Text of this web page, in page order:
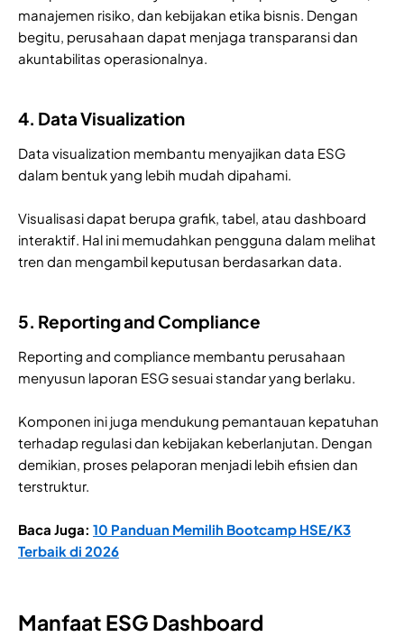
manajemen risiko, dan kebijakan etika bisnis. Dengan
begitu, perusahaan dapat menjaga transparansi dan
akuntabilitas operasionalnya.
4. Data Visualization
Data visualization membantu menyajikan data ESG
dalam bentuk yang lebih mudah dipahami.
Visualisasi dapat berupa grafik, tabel, atau dashboard
interaktif. Hal ini memudahkan pengguna dalam melihat
tren dan mengambil keputusan berdasarkan data.
5. Reporting and Compliance
Reporting and compliance membantu perusahaan
menyusun laporan ESG sesuai standar yang berlaku.
Komponen ini juga mendukung pemantauan kepatuhan
terhadap regulasi dan kebijakan keberlanjutan. Dengan
demikian, proses pelaporan menjadi lebih efisien dan
terstruktur.
​​Baca Juga: 10 Panduan Memilih Bootcamp HSE/K3
Terbaik di 2026
Manfaat ESG Dashboard